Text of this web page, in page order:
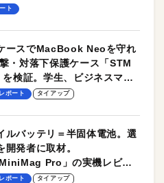
ト
ースでMacBook Neoを守れ
・対落下保護ケース「STM
検証。学生、ビジネスマン
ースに最適！
レポート タイアップ
ルバッテリ＝半固体電池。選
開発者に取材。
Pro」の実機レビュ
レポート タイアップ